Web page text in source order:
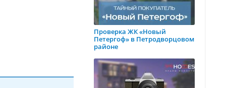
Проверка ЖК «Новый
Петергоф» в Петродворцовом
районе